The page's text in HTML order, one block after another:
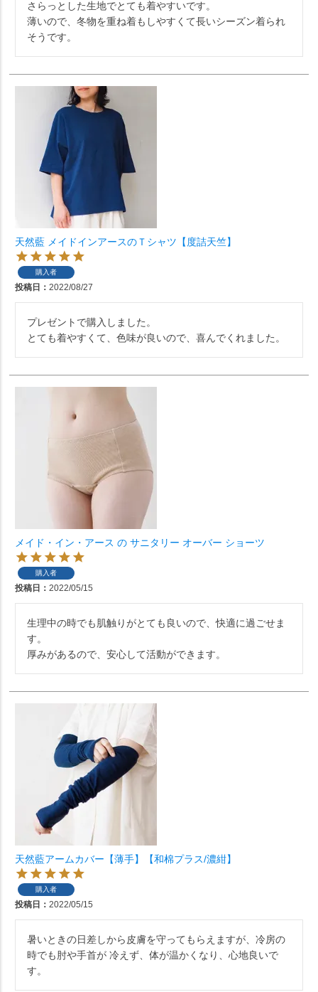
さらっとした生地でとても着やすいです。
薄いので、冬物を重ね着もしやすくて長いシーズン着られ
そうです。
天然藍 メイドインアースのＴシャツ【度詰天竺】
購入者
投稿日 2022/08/27
プレゼントで購入しました。
とても着やすくて、色味が良いので、喜んでくれました。
メイド・イン・アース の サニタリー オーバー ショーツ
購入者
投稿日 2022/05/15
生理中の時でも肌触りがとても良いので、快適に過ごせま
す。
厚みがあるので、安心して活動ができます。
天然藍アームカバー【薄手】【和棉プラス/濃紺】
購入者
投稿日 2022/05/15
暑いときの日差しから皮膚を守ってもらえますが、冷房の
時でも肘や手首が 冷えず、体が温かくなり、心地良いで
す。